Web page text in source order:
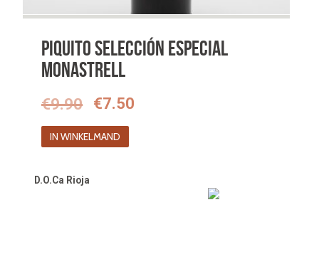
Piquito Selección Especial
Monastrell
€9.90
Oorspronkelijke
prijs
was:
€9.90.
€7.50
IN WINKELMAND
D.O.Ca Rioja